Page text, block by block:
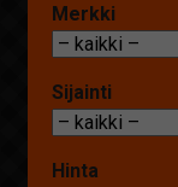
Merkki
Sijainti
Hinta